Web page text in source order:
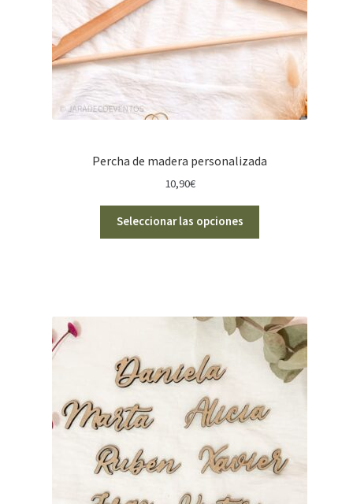
Percha de madera personalizada
10,90€
Seleccionar las opciones